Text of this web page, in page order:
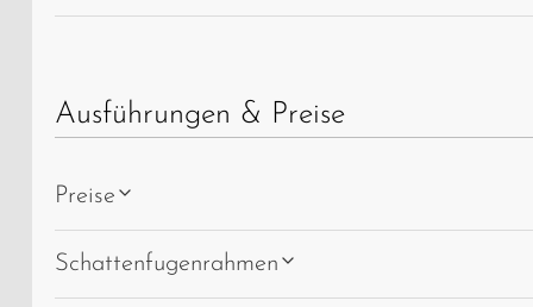
Ausführungen & Preise
Preise
Schattenfugenrahmen